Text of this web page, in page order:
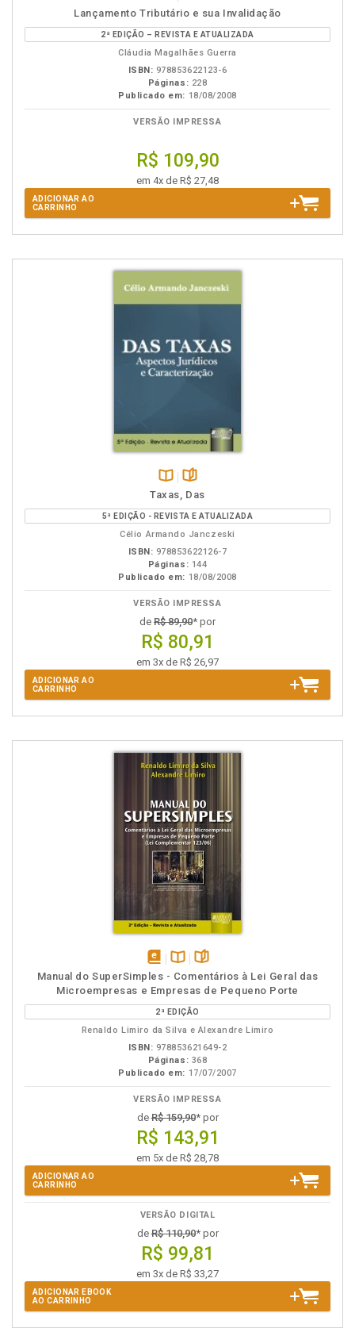
Disponível
na
B.V.
páginas
Lançamento Tributário e sua Invalidação
2ª EDIÇÃO – REVISTA E ATUALIZADA
Cláudia Magalhães Guerra
ISBN: 978853622123-6
Páginas: 228
Publicado em: 18/08/2008
VERSÃO IMPRESSA
R$ 109,90
em 4x de R$ 27,48
ADICIONAR AO
CARRINHO
Disponível
na
B.V.
páginas
Taxas, Das
5ª EDIÇÃO - REVISTA E ATUALIZADA
Célio Armando Janczeski
ISBN: 978853622126-7
Páginas: 144
Publicado em: 18/08/2008
VERSÃO IMPRESSA
de R$ 89,90* por
R$ 80,91
em 3x de R$ 26,97
ADICIONAR AO
CARRINHO
disponível
em
eBook
Disponível
na
B.V.
páginas
Manual do SuperSimples - Comentários à Lei Geral das
Microempresas e Empresas de Pequeno Porte
2ª EDIÇÃO
Renaldo Limiro da Silva e Alexandre Limiro
ISBN: 978853621649-2
Páginas: 368
Publicado em: 17/07/2007
VERSÃO IMPRESSA
deR$ 159,90* por
R$ 143,91
em 5x de R$ 28,78
ADICIONAR AO
CARRINHO
VERSÃO DIGITAL
deR$ 110,90* por
R$ 99,81
em 3x de R$ 33,27
ADICIONAR EBOOK
AO CARRINHO